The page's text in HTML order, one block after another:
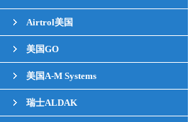
Airtrol美国
美国GO
美国A-M Systems
瑞士ALDAK